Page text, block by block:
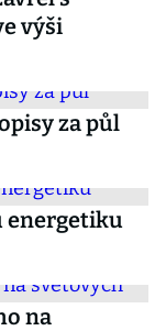
výši
za půl
energetiku
na